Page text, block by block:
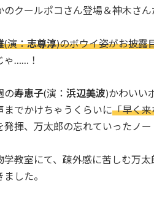
のクールポコさん登場＆神木さ
(演：志尊淳)のボウイ姿がお披露
ゃ……！
の寿恵子(演： 浜辺美波)かわいい
までかけちゃうくらいに「早く
発揮、万太郎の忘れていったノ
教室にて、疎外感に苦しむ万太
ました。